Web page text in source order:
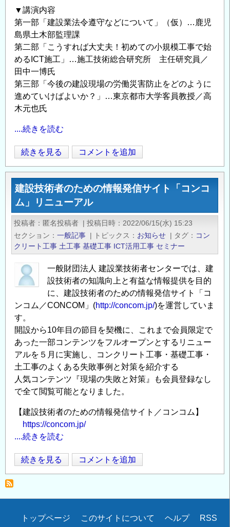
▼講演内容
第一部「建設業法令遵守などについて」（仮）…鹿児
島県土木部監理課
第二部「こうすれば大丈夫！初めての小規模工事で始
めるICT施工」…施工技術総合研究所 主任研究員／
田中一博氏
第三部「今後の建設現場の労働災害防止をどのように
進めていけばよいか？」…東京都市大学客員教授／高
木元也氏
....続きを読む
「第
16
回
建
設
技
術
者
の
た
め
技
術
力
向
上
セ
ミ
ナ
ー」
（鹿
児
の
ご
内
続きを見る コメントを追加
建設技術者のための情報発信サイト「コンコ
ム」リニューアル
投稿者 匿名投稿者 | 投稿日時
2022/06/15(水) 15:23
セクション
一般記事 | トピックス お知らせ | タグ
コン
クリート工事 土工事 基礎工事 ICT活用工事 セミナー
一般財団法人 建設業技術者センターでは、建
設技術者の知識向上と有益な情報提供を目的
に、建設技術者のための情報発信サイト「コ
ンコム／CONCOM」(http://concom.jp/)を運営していま
す。
開設から10年目の節目を契機に、これまで会員限定で
あった一部コンテンツをフルオープンとするリニュー
アルを５月に実施し、コンクリート工事・基礎工事・
土工事のよくある失敗事例と対策を紹介する
人気コンテンツ『現場の失敗と対策』も会員登録なし
で全て閲覧可能となりました。
【建設技術者のための情報発信サイト／コンコム】
https://concom.jp/
....続きを読む
建
設
術
の
続きを見る コメントを追加
Secondary
トップページ このサイトについて ヘルプ RSS